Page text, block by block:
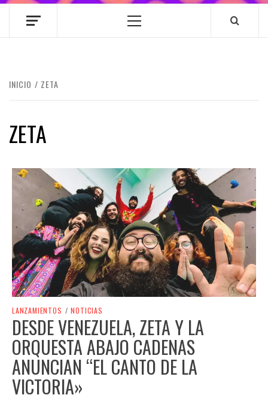
Menú
INICIO ZETA
ZETA
LANZAMIENTOS / NOTICIAS
DESDE VENEZUELA, ZETA Y LA
ORQUESTA ABAJO CADENAS
ANUNCIAN “EL CANTO DE LA
VICTORIA»